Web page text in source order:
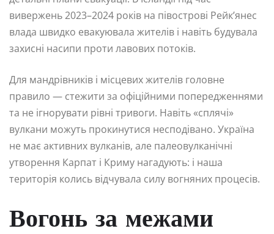
вивержень 2023–2024 років на півострові Рейк’янес
влада швидко евакуювала жителів і навіть будувала
захисні насипи проти лавових потоків.
Для мандрівників і місцевих жителів головне
правило — стежити за офіційними попередженнями
та не ігнорувати рівні тривоги. Навіть «сплячі»
вулкани можуть прокинутися несподівано. Україна
не має активних вулканів, але палеовулканічні
утворення Карпат і Криму нагадують: і наша
територія колись відчувала силу вогняних процесів.
Вогонь за межами